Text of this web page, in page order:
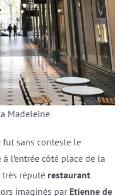
Madeleine
fut sans conteste le
à l’entrée côté place de la
très réputé restaurant
imaginés par Etienne de